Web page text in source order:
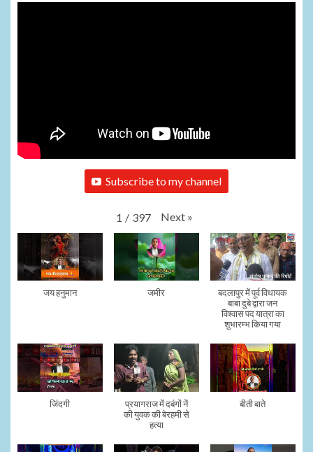
Subscribe to my channel
1 / 397 Next »
जय हनुमान जमीर
बदलापुर में पूर्व विधायक
बाबा दुबे द्वारा जन
विश्वास पद यात्रा का
शुभारम्भ किया गया
जिंदगी
प्रयागराज में दबंगों नें
की युवक की बेरहमी से
हत्या
बीती बाते